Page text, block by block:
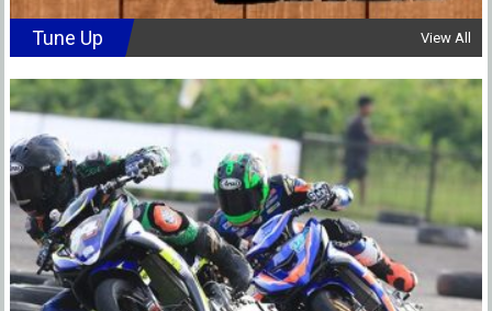
Tune Up View All